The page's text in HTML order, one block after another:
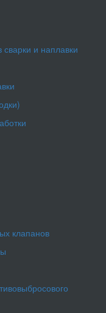
и наплавки
клапанов